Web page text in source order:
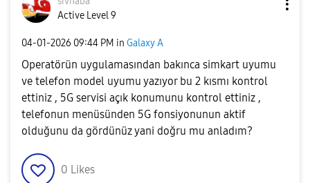
Active Level 9
‎04-01-2026 09:44 PM in Galaxy A
Operatörün uygulamasından bakınca simkart uyumu
ve telefon model uyumu yazıyor bu 2 kısmı kontrol
ettiniz , 5G servisi açık konumunu kontrol ettiniz ,
telefonun menüsünden 5G fonsiyonunun aktif
olduğunu da gördünüz yani doğru mu anladım?
0 Likes